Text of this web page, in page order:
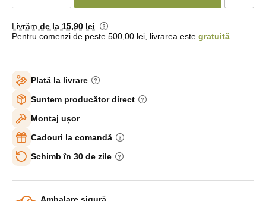
Livrăm de la 15,90 lei
Pentru comenzi de peste 500,00 lei, livrarea este gratuită
Plată la livrare
Suntem producător direct
Montaj ușor
Cadouri la comandă
Schimb în 30 de zile